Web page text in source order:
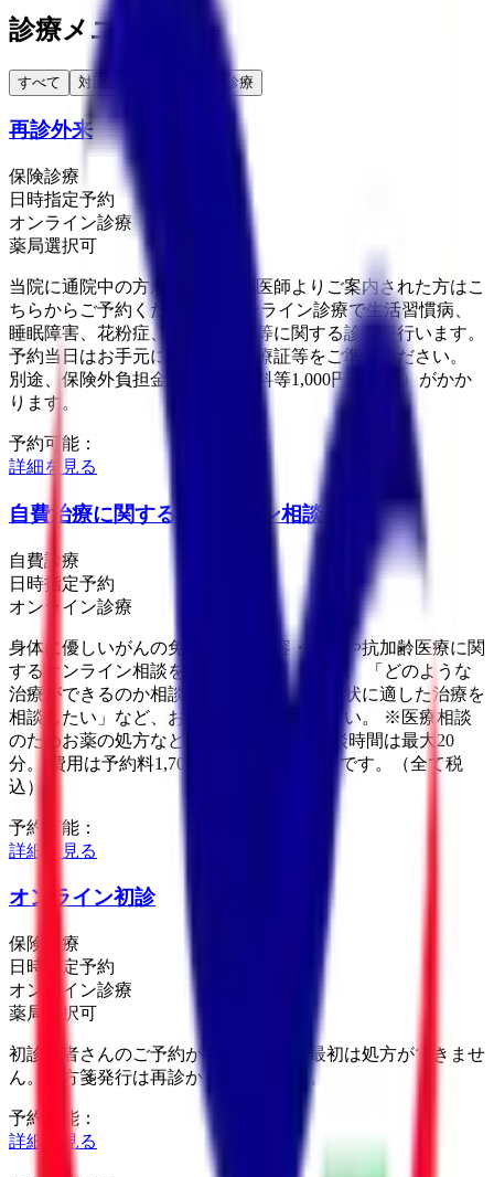
診療メニュー
すべて 対面診療 オンライン診療
再診外来
保険診療
日時指定予約
オンライン診療
薬局選択可
当院に通院中の方が対象です。医師よりご案内された方はこ
ちらからご予約ください。 オンライン診療で生活習慣病、
睡眠障害、花粉症、アレルギー等に関する診察を行います。
予約当日はお手元に保険証・医療証等をご準備ください。
別途、保険外負担金として通話料等1,000円（税込）がかか
ります。
予約可能：
詳細を見る
自費治療に関するオンライン相談
自費診療
日時指定予約
オンライン診療
身体に優しいがんの免疫治療、美容・健康や抗加齢医療に関
するオンライン相談を受け付けております。 「どのような
治療ができるのか相談したい」「自身の症状に適した治療を
相談したい」など、お気軽にご利用ください。 ※医療相談
のためお薬の処方などはできません。 相談時間は最大20
分。 費用は予約料1,700円、相談料3,300円です。（全て税
込）
予約可能：
詳細を見る
オンライン初診
保険診療
日時指定予約
オンライン診療
薬局選択可
初診患者さんのご予約が可能ですが、最初は処方ができませ
ん。処方箋発行は再診からになります。
予約可能：
詳細を見る